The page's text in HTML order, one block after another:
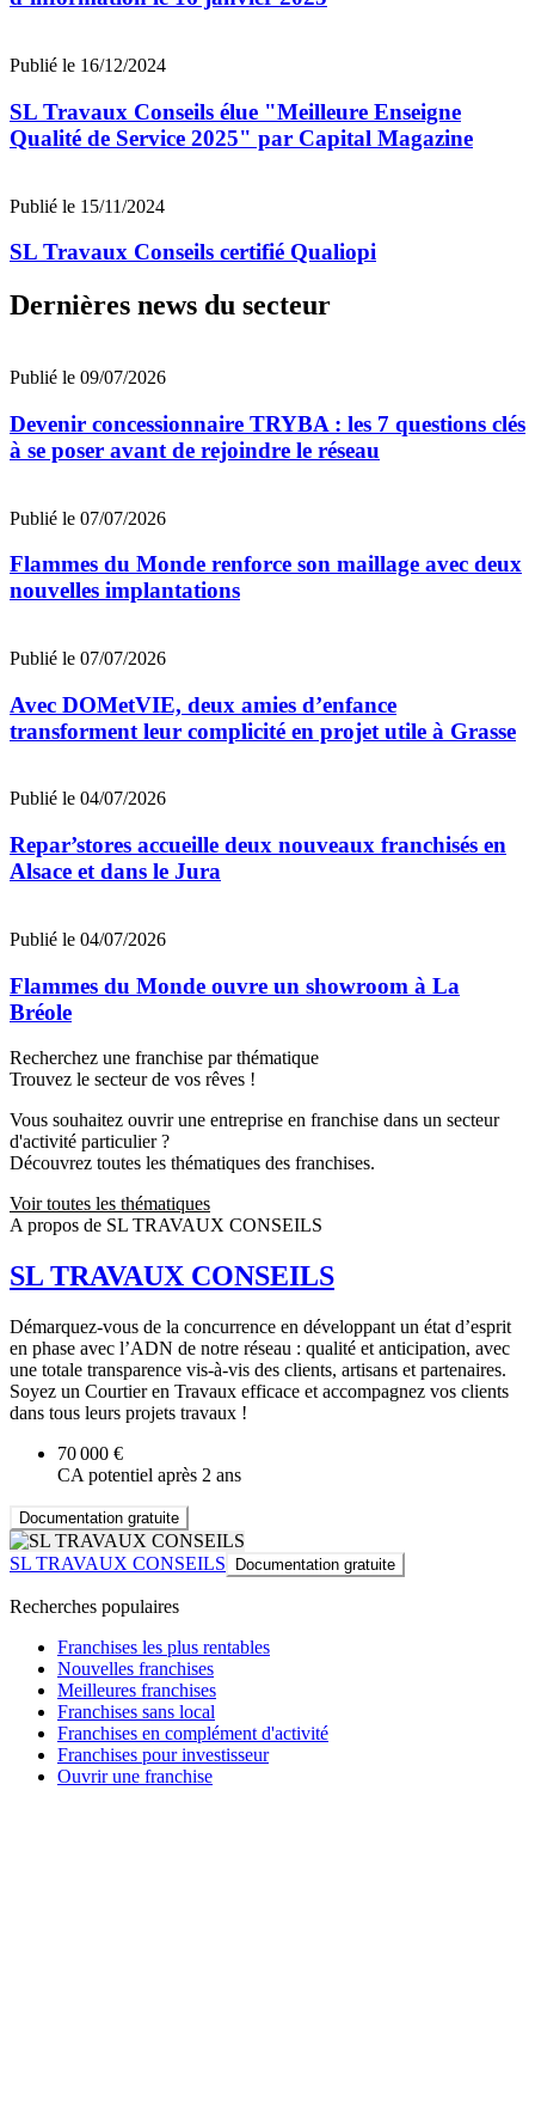
Publié le 16/12/2024
SL Travaux Conseils élue "Meilleure Enseigne
Qualité de Service 2025" par Capital Magazine
Publié le 15/11/2024
SL Travaux Conseils certifié Qualiopi
Dernières news du secteur
Publié le 09/07/2026
Devenir concessionnaire TRYBA : les 7 questions clés
à se poser avant de rejoindre le réseau
Publié le 07/07/2026
Flammes du Monde renforce son maillage avec deux
nouvelles implantations
Publié le 07/07/2026
Avec DOMetVIE, deux amies d’enfance
transforment leur complicité en projet utile à Grasse
Publié le 04/07/2026
Repar’stores accueille deux nouveaux franchisés en
Alsace et dans le Jura
Publié le 04/07/2026
Flammes du Monde ouvre un showroom à La
Bréole
Recherchez une franchise par thématique
Trouvez le secteur de vos rêves !
Vous souhaitez ouvrir une entreprise en franchise dans un secteur
d'activité particulier ?
Découvrez toutes les thématiques des franchises.
Voir toutes les thématiques
A propos de SL TRAVAUX CONSEILS
SL TRAVAUX CONSEILS
Démarquez-vous de la concurrence en développant un état d’esprit
en phase avec l’ADN de notre réseau : qualité et anticipation, avec
une totale transparence vis-à-vis des clients, artisans et partenaires.
Soyez un Courtier en Travaux efficace et accompagnez vos clients
dans tous leurs projets travaux !
70 000 €
CA potentiel après 2 ans
Documentation gratuite
SL TRAVAUX CONSEILS Documentation gratuite
Recherches populaires
Franchises les plus rentables
Nouvelles franchises
Meilleures franchises
Franchises sans local
Franchises en complément d'activité
Franchises pour investisseur
Ouvrir une franchise